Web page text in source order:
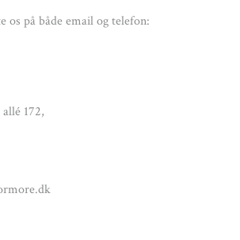
os på både email og telefon:
172,